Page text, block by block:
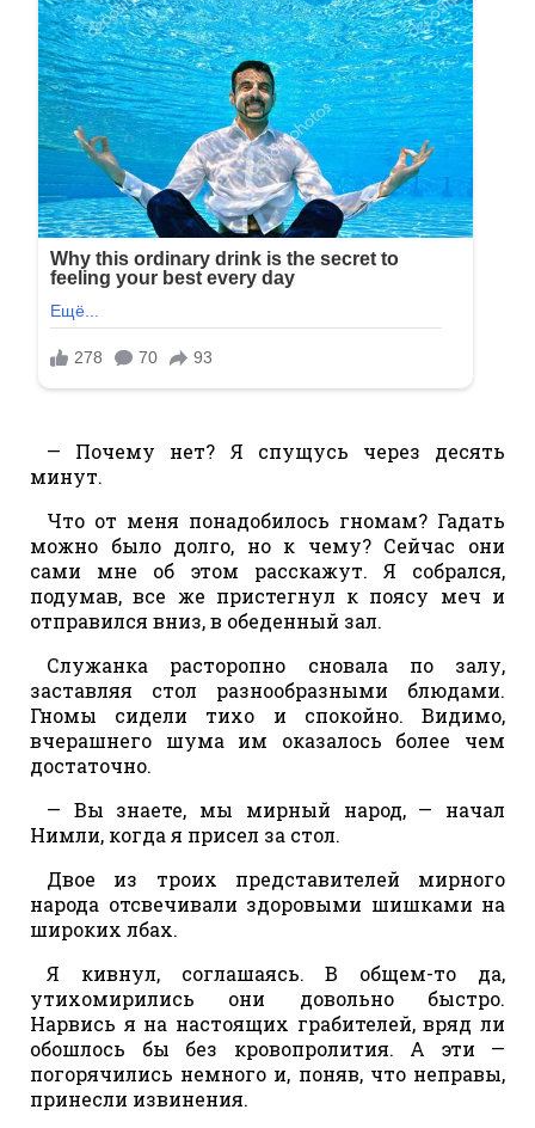
— Почему нет? Я спущусь через десять
минут.
Что от меня понадобилось гномам? Гадать
можно было долго, но к чему? Сейчас они
сами мне об этом расскажут. Я собрался,
подумав, все же пристегнул к поясу меч и
отправился вниз, в обеденный зал.
Служанка расторопно сновала по залу,
заставляя стол разнообразными блюдами.
Гномы сидели тихо и спокойно. Видимо,
вчерашнего шума им оказалось более чем
достаточно.
— Вы знаете, мы мирный народ, — начал
Нимли, когда я присел за стол.
Двое из троих представителей мирного
народа отсвечивали здоровыми шишками на
широких лбах.
Я кивнул, соглашаясь. В общем-то да,
утихомирились они довольно быстро.
Нарвись я на настоящих грабителей, вряд ли
обошлось бы без кровопролития. А эти —
погорячились немного и, поняв, что неправы,
принесли извинения.